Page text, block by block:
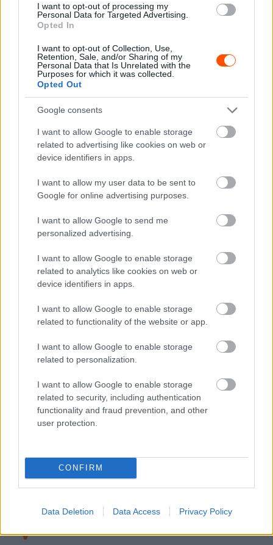
I want to opt-out of processing my
Personal Data for Targeted Advertising.
Opted In
I want to opt-out of Collection, Use,
Retention, Sale, and/or Sharing of my
Personal Data that Is Unrelated with the
Purposes for which it was collected.
Opted Out
Google consents
I want to allow Google to enable storage
related to advertising like cookies on web or
device identifiers in apps.
I want to allow my user data to be sent to
Google for online advertising purposes.
I want to allow Google to send me
personalized advertising.
I want to allow Google to enable storage
related to analytics like cookies on web or
device identifiers in apps.
I want to allow Google to enable storage
related to functionality of the website or app.
I want to allow Google to enable storage
related to personalization.
I want to allow Google to enable storage
related to security, including authentication
functionality and fraud prevention, and other
user protection.
CONFIRM
Data Deletion Data Access Privacy Policy
versenyigazgató és vérbeli versenyző. Örülök, hogy a
Supercars-ban van, mert szerintem értéket ad a
McLaren Bathurst 1000-est szintén a helyszínről követő
vezérigazgatója.
motorversenyzés királykategóriájának, a MotoGP-nek az
ausztráliai hétvégéjén tett látogatást Phillip Islanden,
kihasználva, hogy a világ legjobb motorosai a
szülőhazájában versenyeznek.
A MotoGP-közvetítésben még mindig az F1 korábbi
#motoGPin Phillip Island.
Good to see him again. Still
think he did nothing wrong…
pic.twitter.com/psSsTsMeir
— F1_2021 (@F1_2020s)
October 15, 2022
Honfitársával, a kétszeres világbajnok Casey Stonerrel:
So nobody was going to tell
me that Michael Masi is at
Philip Island?
pic.twitter.com/Mke8aQR9h
V